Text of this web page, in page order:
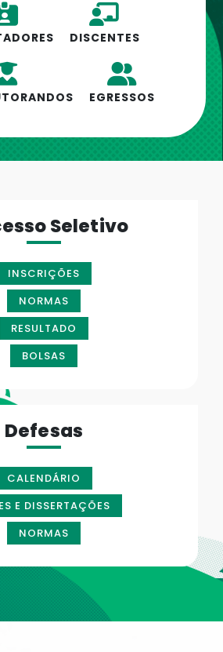
DISCENTES
EGRESSOS
Seletivo
INSCRIÇÕES
NORMAS
RESULTADO
BOLSAS
Defesas
CALENDÁRIO
E DISSERTAÇÕES
NORMAS